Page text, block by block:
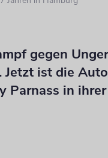
gegen
Jetzt ist die
Parnass in